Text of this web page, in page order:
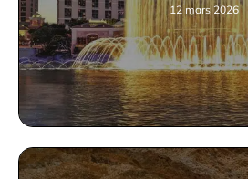
12 mars 2026